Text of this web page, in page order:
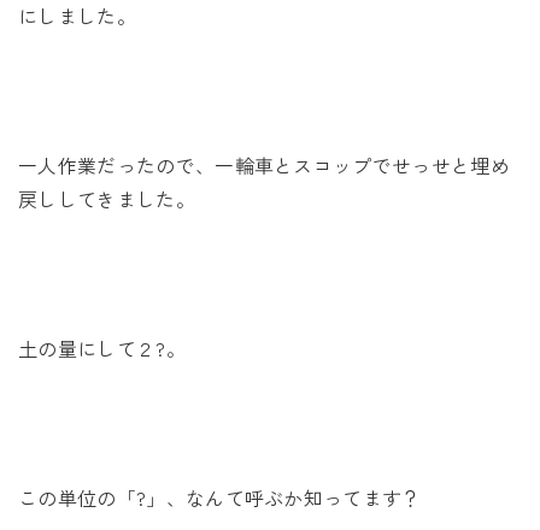
にしました。
一人作業だったので、一輪車とスコップでせっせと埋め
戻ししてきました。
土の量にして２?。
この単位の「?」、なんて呼ぶか知ってます？